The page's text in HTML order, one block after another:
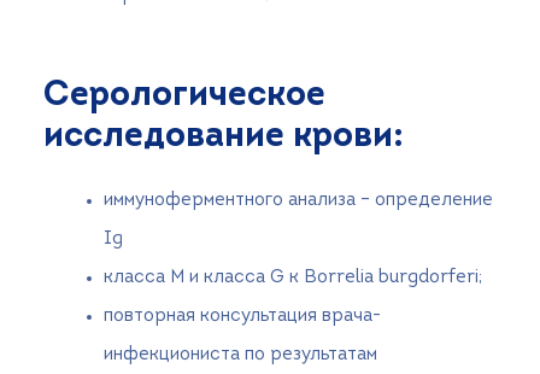
Серологическое
исследование крови:
иммуноферментного анализа – определение
Ig
класса М и класса G к Borrelia burgdorferi;
повторная консультация врача-
инфекциониста по результатам